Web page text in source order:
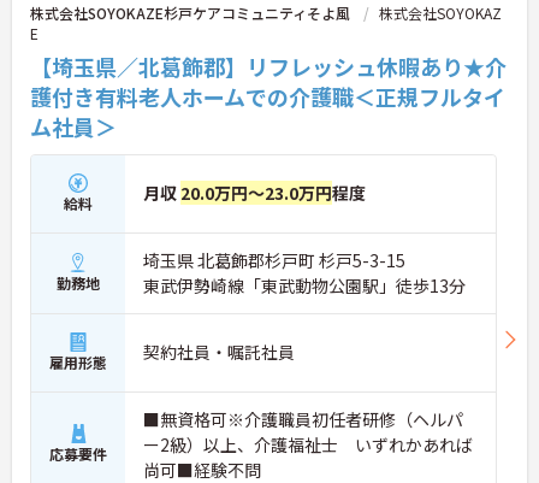
株式会社SOYOKAZE杉戸ケアコミュニティそよ風
株式会社SOYOKAZ
E
【埼玉県／北葛飾郡】リフレッシュ休暇あり★介
護付き有料老人ホームでの介護職＜正規フルタイ
ム社員＞
給料 月収 20.0万円～23.0万円程度
勤務地
埼玉県 北葛飾郡杉戸町 杉戸5-3-15
東武伊勢崎線「東武動物公園駅」徒歩13分
雇用形態 契約社員・嘱託社員
応募要件
■無資格可※介護職員初任者研修（ヘルパ
ー2級）以上、介護福祉士 いずれかあれば
尚可■経験不問